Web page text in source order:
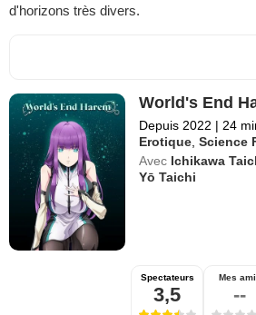
d'horizons très divers.
World's End
Depuis 2022 | 24
Erotique ,Science
Avec Ichikawa
Yō Taichi
Spectateurs
3,5
Mes
--